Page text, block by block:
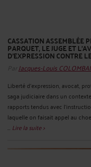
CASSATION ASSEMBLÉE
PARQUET, LE JUGE ET
D'EXPRESSION CONTRE
Par Jacques-Louis
Liberté d'expression, avocat,
saga judiciaire dans un
rapports tendus avec
laquelle on faisait appel au
... Lire la suite >